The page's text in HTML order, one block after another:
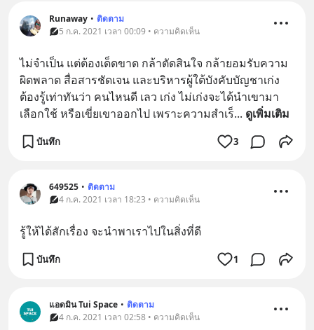
Runaway • ติดตาม
5 ก.ค. 2021 เวลา 00:09 • ความคิดเห็น
ไม่จำเป็น แต่ต้องเด็ดขาด กล้าตัดสินใจ กล้ายอมรับความ
ผิดพลาด สื่อสารชัดเจน และบริหารผู้ใต้บังคับบัญชาเก่ง
ต้องรู้เท่าทันว่า คนไหนดี เลว เก่ง ไม่เก่งจะได้นำเขามา
เลือกใช้ หรือเขี่ยเขาออกไป เพราะความสำเร็... ดูเพิ่มเติม
บันทึก 3
649525 • ติดตาม
4 ก.ค. 2021 เวลา 18:23 • ความคิดเห็น
รู้ให้ได้สักเรื่อง จะนำพาเราไปในสิ่งที่ดี
บันทึก 1
แอดมิน Tui Space • ติดตาม
4 ก.ค. 2021 เวลา 02:58 • ความคิดเห็น